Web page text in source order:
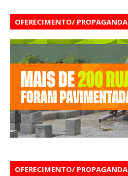
OFERECIMENTO/ PROPAGANDA
OFERECIMENTO/ PROPAGANDA